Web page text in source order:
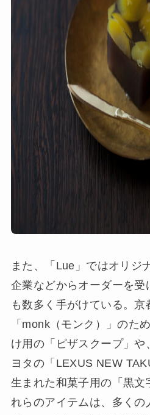
また、「Lue」ではオリジ
企業などからオーダーを受
も数多く手がけている。京
「monk（モンク）」のた
け用の「ピザスクープ」や
ヨタの「LEXUS NEW
生まれた和菓子用の「黒文
れらのアイテムは、多くの